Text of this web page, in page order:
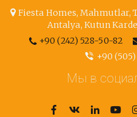
Fiesta Homes,Mahmutlar,
Antalya, Kutun
+90 (242) 528-50-82
+90
Мы в